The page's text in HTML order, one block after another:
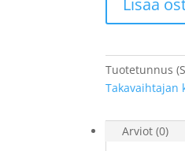
korvake
UNION,
192,
Cannondale
Lisää
Tuotetunnus
Takavaihtajan
Arviot (0)